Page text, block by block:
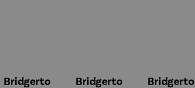
Bridgerto
Bridgerto
Bridgerto